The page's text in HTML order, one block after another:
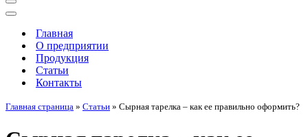
Меню
навигации
Меню
навигацииГлавная
О предприятии
Продукция
Статьи
Контакты
Главная страница » Статьи » Сырная тарелка – как ее правильно оформить?